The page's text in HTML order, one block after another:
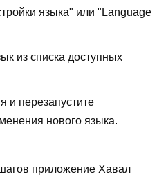
языка" или "Language
из списка доступных
и перезапустите
нового языка.
приложение Хавал